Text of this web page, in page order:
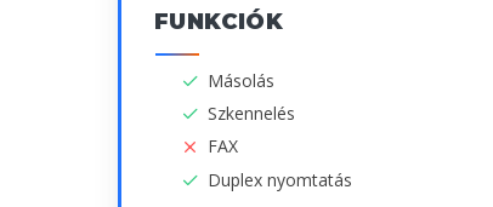
FUNKCIÓK
Másolás
Szkennelés
FAX
Duplex nyomtatás